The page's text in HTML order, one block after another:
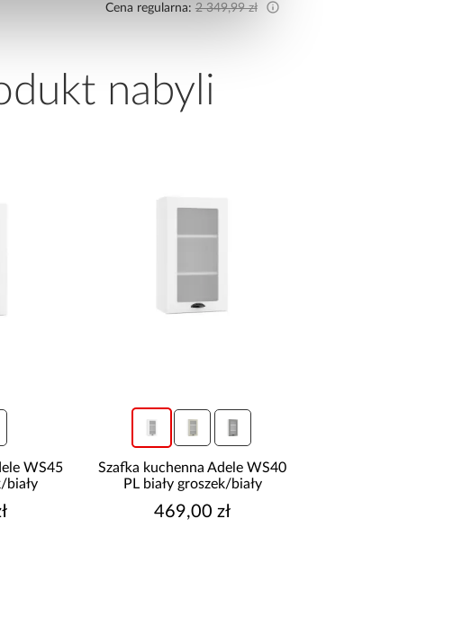
Cena regularna:2 499,99 zł
nabyli
WS45
biały
Szafka kuchenna Adele WS40
PL biały groszek/biały
469,00 zł